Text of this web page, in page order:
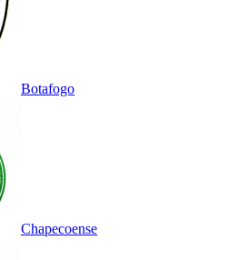
Botafogo
Chapecoense